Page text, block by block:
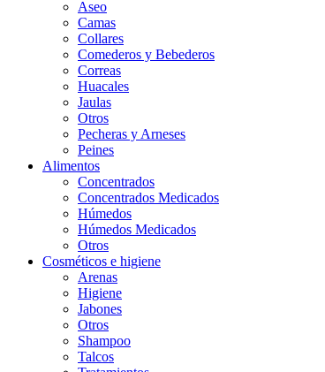
Aseo
Camas
Collares
Comederos y Bebederos
Correas
Huacales
Jaulas
Otros
Pecheras y Arneses
Peines
Alimentos
Concentrados
Concentrados Medicados
Húmedos
Húmedos Medicados
Otros
Cosméticos e higiene
Arenas
Higiene
Jabones
Otros
Shampoo
Talcos